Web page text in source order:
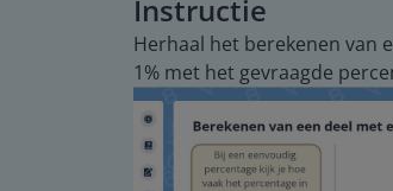
Instructie
Herhaal het berekenen van
1% met het gevraagde